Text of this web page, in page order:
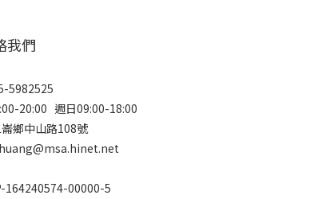
我們
5982525
20:00 週日09:00-18:00
鄉中山路108號
164240574-00000-5